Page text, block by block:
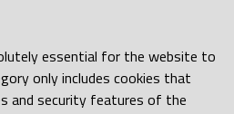
essential for the website to
only includes cookies that
and security features of the